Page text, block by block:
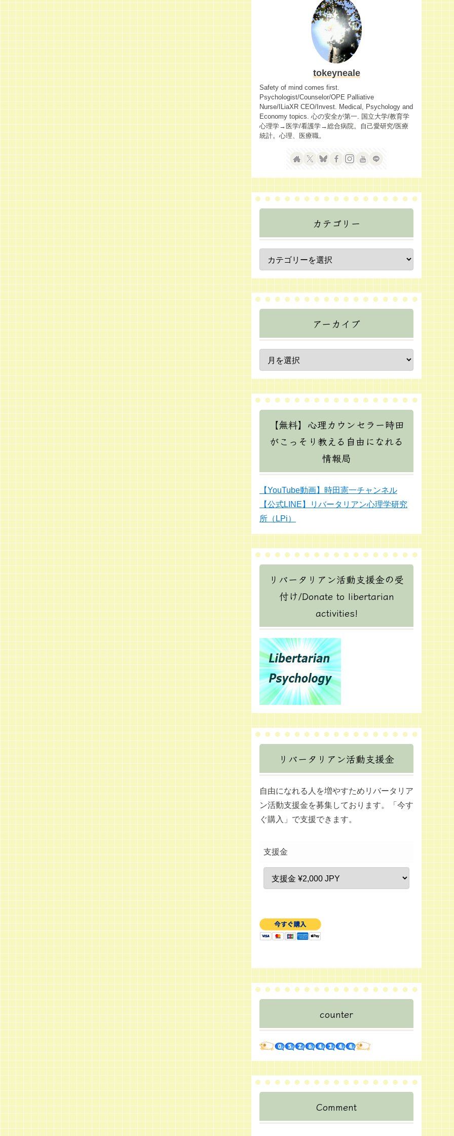
tokeyneale
Safety of mind comes first.
Psychologist/Counselor/OPE Palliative
Nurse/ILiaXR CEO/Invest. Medical, Psychology and
Economy topics. 心の安全が第一. 国立大学/教育学
心理学→医学/看護学→総合病院。自己愛研究/医療
統計。心理、医療職。
カテゴリー
アーカイブ
【無料】心理カウンセラー時田
がこっそり教える自由になれる
情報局
【YouTube動画】時田憲一チャンネル
【公式LINE】リバータリアン心理学研究
所（LPi）
リバータリアン活動支援金の受
付け/Donate to libertarian
activities!
リバータリアン活動支援金
自由になれる人を増やすためリバータリア
ン活動支援金を募集しております。「今す
ぐ購入」で支援できます。
支援金
counter
Comment